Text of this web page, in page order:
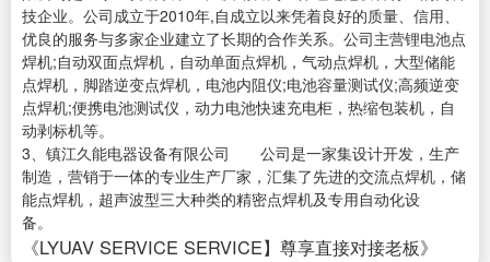
技企业。公司成立于2010年,自成立以来凭着良好的质量、信用、
优良的服务与多家企业建立了长期的合作关系。公司主营锂电池点
焊机;自动双面点焊机，自动单面点焊机，气动点焊机，大型储能
点焊机，脚踏逆变点焊机，电池内阻仪;电池容量测试仪;高频逆变
点焊机;便携电池测试仪，动力电池快速充电柜，热缩包装机，自
动剥标机等。
3、镇江久能电器设备有限公司 公司是一家集设计开发，生产
制造，营销于一体的专业生产厂家，汇集了先进的交流点焊机，储
能点焊机，超声波型三大种类的精密点焊机及专用自动化设
备。
《LYUAV SERVICE SERVICE】尊享直接对接老板》